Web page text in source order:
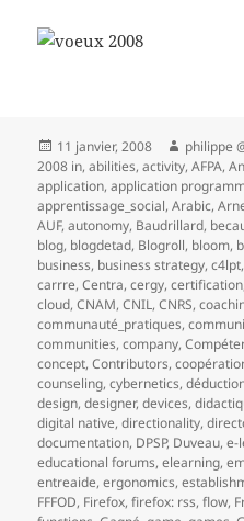
Publié
le
11 janvier, 2008 Auteur
philippe
2008 in,abilities,activity,AFPA,
application,application
apprentissage_social,Arabic,
AUF,autonomy, Baudrillard,
blog, blogdetad, Blogroll, bloom,
business, business strategy,c4lpt
carrre,Centra,cergy,certification
cloud,CNAM,CNIL,CNRS,
communauté_pratiques,
communities,company,
concept,Contributors,
counseling,cybernetics,
design,designer,devices,
digital native,directionality,
documentation, DPSP, Duveau,e-
educational forums,elearning,
entreaide,ergonomics,
FFFOD, Firefox,firefox: rss,flow,